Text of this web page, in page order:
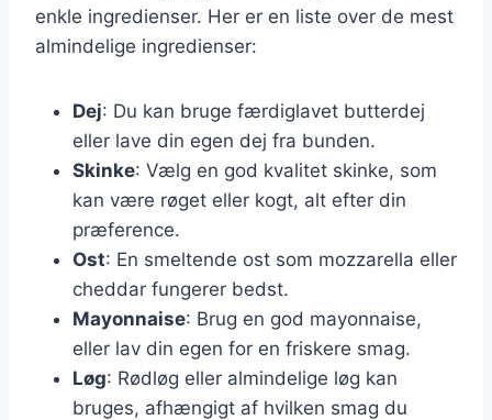
enkle ingredienser. Her er en liste over de mest
almindelige ingredienser:
Dej: Du kan bruge færdiglavet butterdej
eller lave din egen dej fra bunden.
Skinke: Vælg en god kvalitet skinke, som
kan være røget eller kogt, alt efter din
præference.
Ost: En smeltende ost som mozzarella eller
cheddar fungerer bedst.
Mayonnaise: Brug en god mayonnaise,
eller lav din egen for en friskere smag.
Løg: Rødløg eller almindelige løg kan
bruges, afhængigt af hvilken smag du